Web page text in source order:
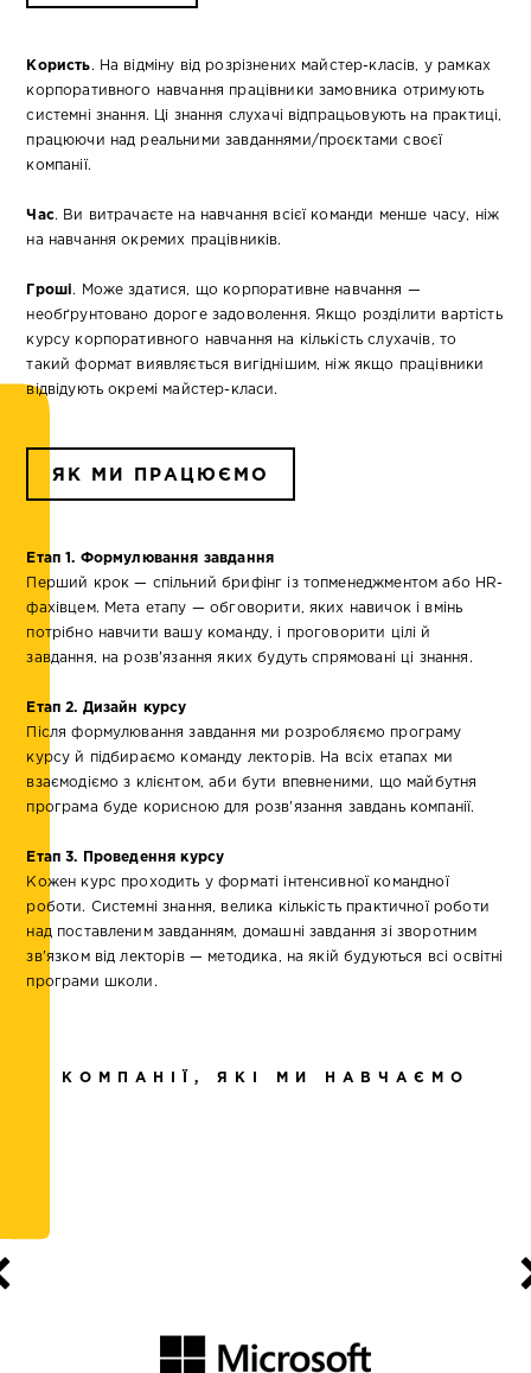
Користь. На відміну від розрізнених майстер-класів, у рамках
корпоративного навчання працівники замовника отримують
системні знання. Ці знання слухачі відпрацьовують на практиці,
працюючи над реальними завданнями/проєктами своєї
компанії.
Час. Ви витрачаєте на навчання всієї команди менше часу, ніж
на навчання окремих працівників.
Гроші. Може здатися, що корпоративне навчання —
необґрунтовано дороге задоволення. Якщо розділити вартість
курсу корпоративного навчання на кількість слухачів, то
такий формат виявляється вигіднішим, ніж якщо працівники
відвідують окремі майстер-класи.
ЯК МИ ПРАЦЮЄМО
Етап 1. Формулювання завдання
Перший крок — спільний брифінг із топменеджментом або HR-
фахівцем. Мета етапу — обговорити, яких навичок і вмінь
потрібно навчити вашу команду, і проговорити цілі й
завдання, на розв'язання яких будуть спрямовані ці знання.
Етап 2. Дизайн курсу
Після формулювання завдання ми розробляємо програму
курсу й підбираємо команду лекторів. На всіх етапах ми
взаємодіємо з клієнтом, аби бути впевненими, що майбутня
програма буде корисною для розв'язання завдань компанії.
Етап 3. Проведення курсу
Кожен курс проходить у форматі інтенсивної командної
роботи. Системні знання, велика кількість практичної роботи
над поставленим завданням, домашні завдання зі зворотним
зв'язком від лекторів — методика, на якій будуються всі освітні
програми школи.
КОМПАНІЇ, ЯКІ МИ НАВЧАЄМО